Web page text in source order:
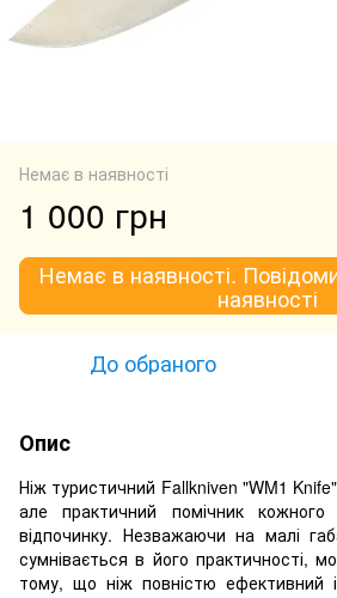
Немає в наявності
1 000 грн
Немає в наявності.
наявності
До обраного
Опис
Ніж туристичний Fallkniven "WM1
але практичний помічник кожного
відпочинку. Незважаючи на малі
сумнівається в його практичності,
тому, що ніж повністю ефективний